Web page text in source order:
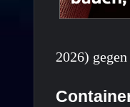
2026) gegen